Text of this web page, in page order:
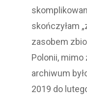
skończyłam
zasobem
Polonii, mimo
archiwum
2019 do